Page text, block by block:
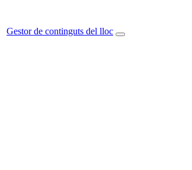
Gestor de continguts del lloc